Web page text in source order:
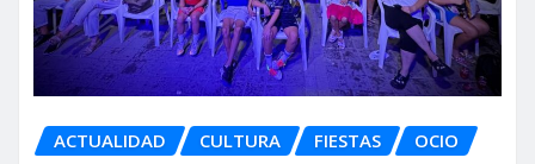
ACTUALIDAD CULTURA FIESTAS OCIO